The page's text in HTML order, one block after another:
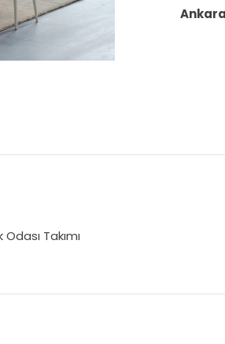
Takımı